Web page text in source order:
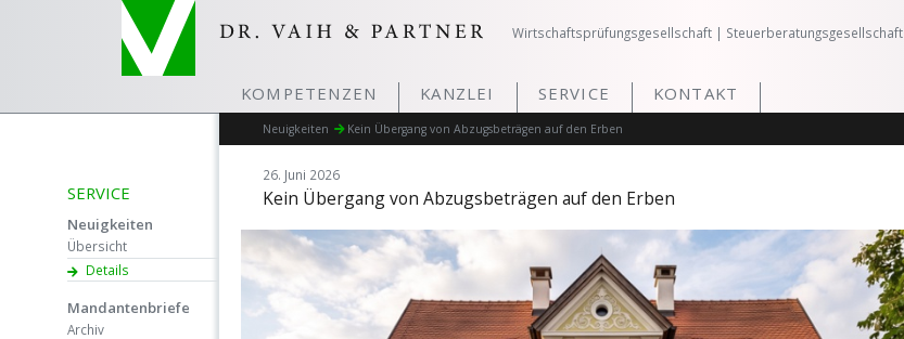
Wirtschaftsprüfungsgesellschaft | Steuerberatungsgesellschaft
KOMPETENZEN KANZLEI SERVICE KONTAKT
Neuigkeiten Kein Übergang von Abzugsbeträgen auf den Erben
SERVICE
Neuigkeiten
Übersicht
Details
Mandantenbriefe
Archiv
26. Juni 2026
Kein Übergang von Abzugsbeträgen auf den Erben